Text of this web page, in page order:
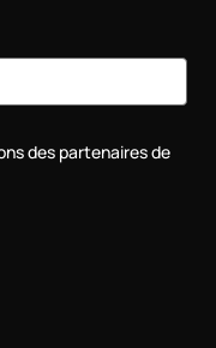
des partenaires de